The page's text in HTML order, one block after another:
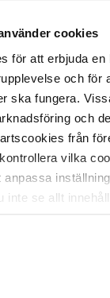
cookies
för att erbjuda en
och för
ska fungera.
och
från
vilka
anpassa
inte se allt
webbplats.